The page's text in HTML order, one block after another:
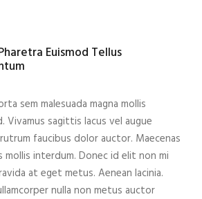
Euismod Tellus
sem malesuada magna mollis
Vivamus sagittis lacus vel augue
faucibus dolor auctor. Maecenas
mollis interdum. Donec id elit non mi
at eget metus. Aenean lacinia.
nulla non metus auctor